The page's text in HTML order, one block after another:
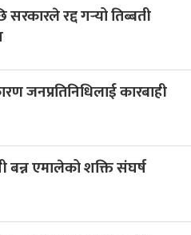
रद्द गर्‍यो तिब्बती
जनप्रतिनिधिलाई कारबाही
बन्न एमालेको शक्ति संघर्ष